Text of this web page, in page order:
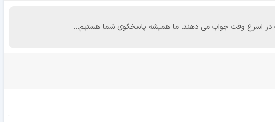
در اسرع وقت جواب می دهند. ما همیشه پاسخگوی شما هستیم...